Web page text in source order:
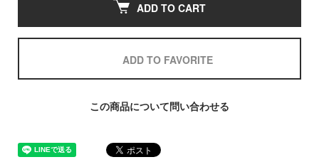
ADD TO CART
ADD TO FAVORITE
この商品について問い合わせる